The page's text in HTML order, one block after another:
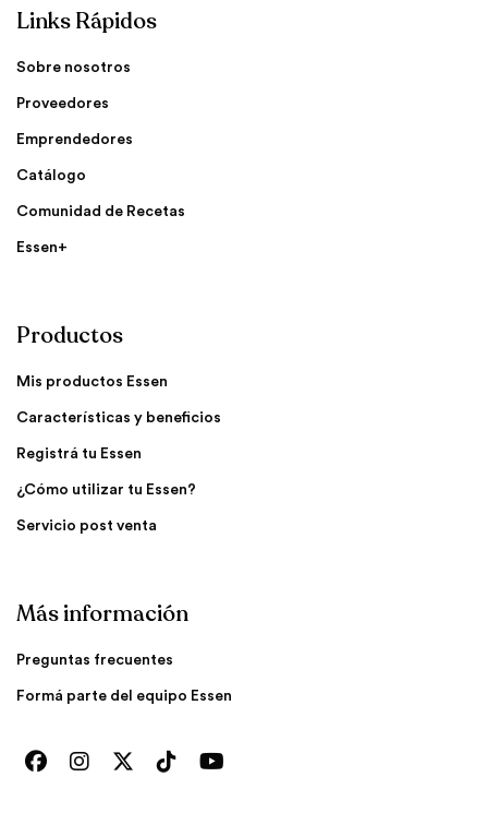
Links Rápidos
Sobre nosotros
Proveedores
Emprendedores
Catálogo
Comunidad de Recetas
Essen+
Productos
Mis productos Essen
Características y beneficios
Registrá tu Essen
¿Cómo utilizar tu Essen?
Servicio post venta
Más información
Preguntas frecuentes
Formá parte del equipo Essen